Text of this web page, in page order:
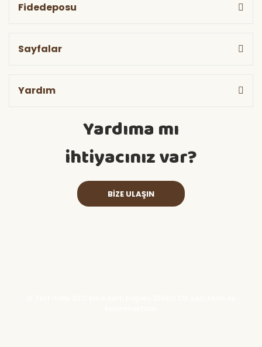
Fidedeposu
Sayfalar
Yardım
Yardıma mı
ihtiyacınız var?
BİZE ULAŞIN